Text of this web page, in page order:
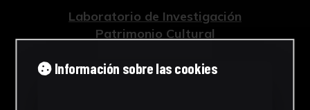
Laboratorio de Investigación
Patrimonio Cultural
Información sobre las cookies